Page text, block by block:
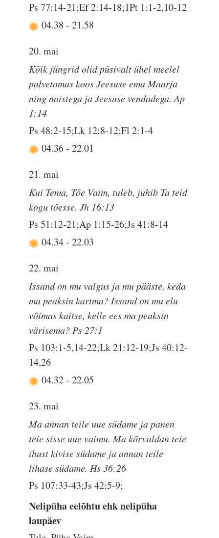
Ps 77:14-21;Ef 2:14-18;1Pt 1:1-2,10-12
04.38-21.58
20. mai
Kõik jüngrid olid püsivalt ühel meelel
palvetamas koos Jeesuse ema Maarja
ning naistega ja Jeesuse vendadega. Ap
1:14
Ps 48:2-15;Lk 12:8-12;Fl 2:1-4
04.36-22.01
21. mai
Kui Tema, Tõe Vaim, tuleb, juhib Ta teid
kogu tõesse. Jh 16:13
Ps 51:12-21;Ap 1:15-26;Js 41:8-14
04.34-22.03
22. mai
Issand on mu valgus ja mu pääste, keda
ma peaksin kartma? Issand on mu elu
võimas kaitse, kelle ees ma peaksin
värisema? Ps 27:1
Ps 103:1-5,14-22;Lk 21:12-19;Js 40:12-
14,26
04.32-22.05
23. mai
Ma annan teile uue südame ja panen
teie sisse uue vaimu. Ma kõrvaldan teie
ihust kivise südame ja annan teile
lihase südame. Hs 36:26
Ps 107:33-43;Js 42:5-9;
Nelipüha eelõhtu ehk nelipüha
laupäev